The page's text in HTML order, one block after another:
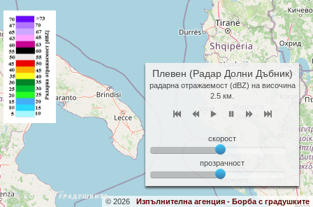
© 2026 Изпълнителна агенция - Борба с градушките
Плевен (Радар Долни Дъбник)
радарна отражаемост (dBZ) на височина
2.5 км.
скорост
прозрачност